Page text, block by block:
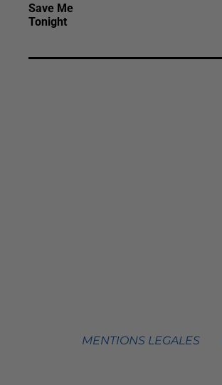
Save Me
Tonight
MENTIONS LEGALES